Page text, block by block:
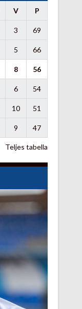
V P
3 69
5 66
8 56
6 54
10 51
9 47
Teljes tabella